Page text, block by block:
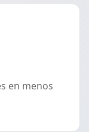
en menos